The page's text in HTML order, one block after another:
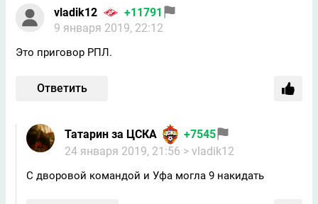
vladik12
+11791
9 января 2019, 22:12
Это приговор РПЛ.
Ответить
Татарин за ЦСКА
+7545
24 января 2019, 21:56 > vladik12
С дворовой командой и Уфа могла 9 накидать